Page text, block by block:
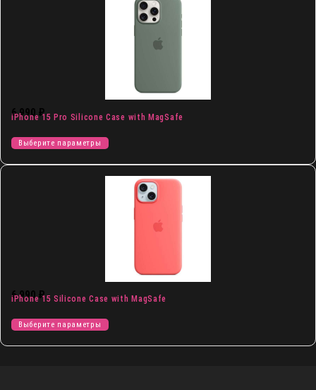
6 990₽
iPhone 15 Pro Silicone Case with MagSafe
Выберите параметры
6 990₽
iPhone 15 Silicone Case with MagSafe
Выберите параметры